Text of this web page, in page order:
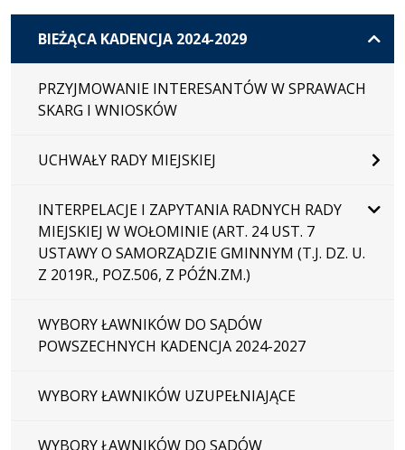
BIEŻĄCA KADENCJA 2024-2029
PRZYJMOWANIE INTERESANTÓW W SPRAWACH
SKARG I WNIOSKÓW
UCHWAŁY RADY MIEJSKIEJ
INTERPELACJE I ZAPYTANIA RADNYCH RADY
MIEJSKIEJ W WOŁOMINIE (ART. 24 UST. 7
USTAWY O SAMORZĄDZIE GMINNYM (T.J. DZ. U.
Z 2019R., POZ.506, Z PÓŹN.ZM.)
WYBORY ŁAWNIKÓW DO SĄDÓW
POWSZECHNYCH KADENCJA 2024-2027
WYBORY ŁAWNIKÓW UZUPEŁNIAJĄCE
WYBORY ŁAWNIKÓW DO SĄDÓW